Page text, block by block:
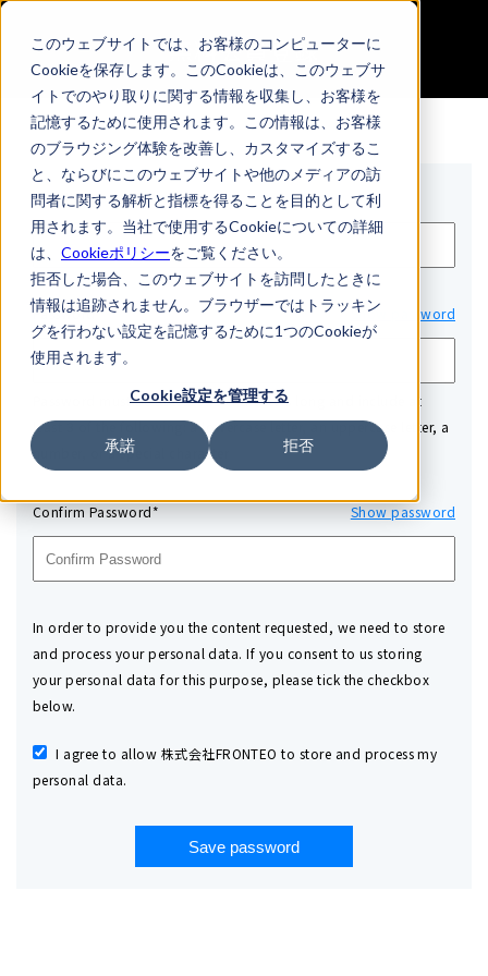
このウェブサイトでは、お客様のコンピューターに
Cookieを保存します。このCookieは、このウェブサ
イトでのやり取りに関する情報を収集し、お客様を
記憶するために使用されます。この情報は、お客様
のブラウジング体験を改善し、カスタマイズするこ
と、ならびにこのウェブサイトや他のメディアの訪
問者に関する解析と指標を得ることを目的として利
用されます。当社で使用するCookieについての詳細
は、 Cookieポリシーをご覧ください。
拒否した場合、このウェブサイトを訪問したときに
情報は追跡されません。ブラウザーではトラッキン
グを行わない設定を記憶するために1つのCookieが
使用されます。
Cookie設定を管理する
承諾 拒否
無料会員登録
Email*
Password* Show password
Password must be at least 12 characters long and include at
least 3 of the following: a lowercase letter, an uppercase letter, a
number, or a special character
Confirm Password* Show password
In order to provide you the content requested, we need to store
and process your personal data. If you consent to us storing
your personal data for this purpose, please tick the checkbox
below.
I agree to allow 株式会社FRONTEO to store and process my
personal data.